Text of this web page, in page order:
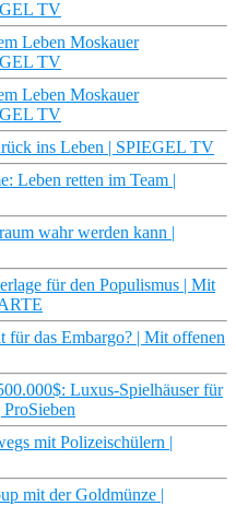
TV
Leben Moskauer
TV
Leben Moskauer
TV
ins Leben | SPIEGEL TV
Leben retten im Team |
wahr werden kann |
für den Populismus | Mit
für das Embargo? | Mit offenen
Luxus-Spielhäuser für
mit Polizeischülern |
mit der Goldmünze |